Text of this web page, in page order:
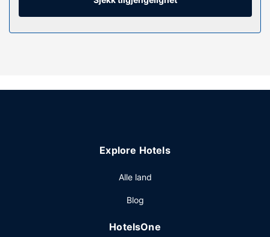
kombinert dusj/badekar, regndusjhode og toalettartikler
også wi-fi (inkludert), concierge-tjenester og
restauranter, eller bli på rommet og benytt deg av
på kafeen. Stedet har en bar/lounge hvor du kan slukke
fra kl. 06.00 til kl. 10.30 mot et tillegg.
Explore Hotels
Alle land
Blog
HotelsOne